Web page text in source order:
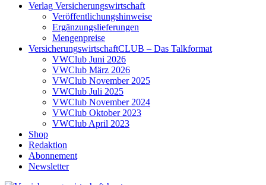
Verlag Versicherungswirtschaft
Veröffentlichungshinweise
Ergänzungslieferungen
Mengenpreise
VersicherungswirtschaftCLUB – Das Talkformat
VWClub Juni 2026
VWClub März 2026
VWClub November 2025
VWClub Juli 2025
VWClub November 2024
VWClub Oktober 2023
VWClub April 2023
Shop
Redaktion
Abonnement
Newsletter